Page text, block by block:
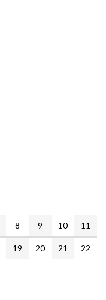
8 9 10 11
19 20 21
22